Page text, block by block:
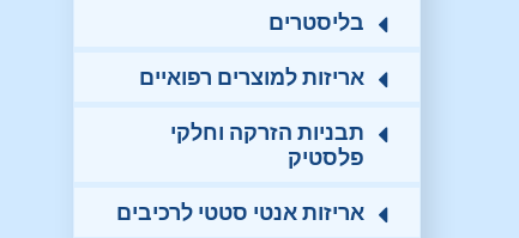
בליסטרים
אריזות למוצרים רפואיים
תבניות הזרקה וחלקי
פלסטיק
אריזות אנטי סטטי לרכיבים